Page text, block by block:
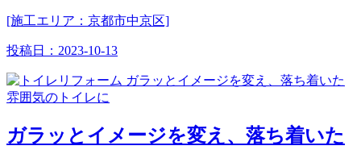
[施工エリア：京都市中京区]
投稿日： 2023-10-13
ガラッとイメージを変え、落ち着いた